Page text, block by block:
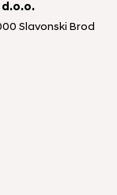
d.o.o.
Slavonski Brod